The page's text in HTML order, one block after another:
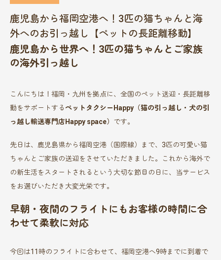
鹿児島から福岡空港へ！3匹の猫ちゃんと海
外へのお引っ越し【ペットの長距離移動】
鹿児島から世界へ！3匹の猫ちゃんとご家族
の海外引っ越し
こんにちは！福岡・九州を拠点に、全国のペット送迎・長距離移
動をサポートするペットタクシーHappy（猫の引っ越し・犬の引
っ越し輸送専門店Happy space） です。
先日は、鹿児島県から福岡空港（国際線）まで、3匹の可愛い猫
ちゃんとご家族の送迎をさせていただきました。これから海外で
の新生活をスタートされるという大切な節目の日に、当サービス
をお選びいただき大変光栄です。
早朝・夜間のフライトにもお客様の時間に合
わせて柔軟に対応
今回は11時のフライトに合わせて、福岡空港へ9時までに到着で